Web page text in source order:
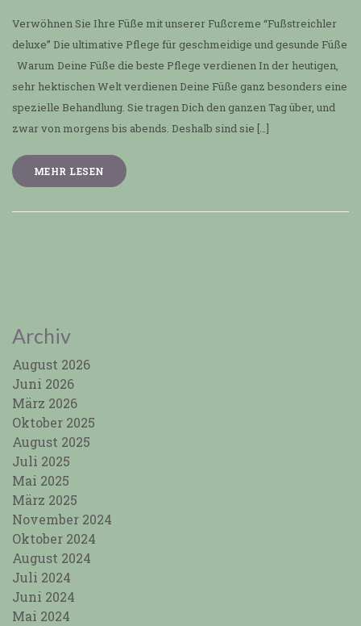
Verwöhnen Sie Ihre Füße mit unserer Fußcreme “Fußstreichler
deluxe” Die ultimative Pflege für geschmeidige und gesunde Füße
Warum Deine Füße die beste Pflege verdienen In der heutigen,
sehr hektischen Welt verdienen Deine Füße ganz besonders eine
spezielle Behandlung. Sie tragen Dich den ganzen Tag über, und
zwar von morgens bis abends. Deshalb sind sie […]
MEHR LESEN
Archiv
August 2026
Juni 2026
März 2026
Oktober 2025
August 2025
Juli 2025
Mai 2025
März 2025
November 2024
Oktober 2024
August 2024
Juli 2024
Juni 2024
Mai 2024